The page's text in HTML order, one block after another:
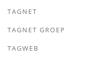
TAGNET
TAGNET GROEP
TAGWEB